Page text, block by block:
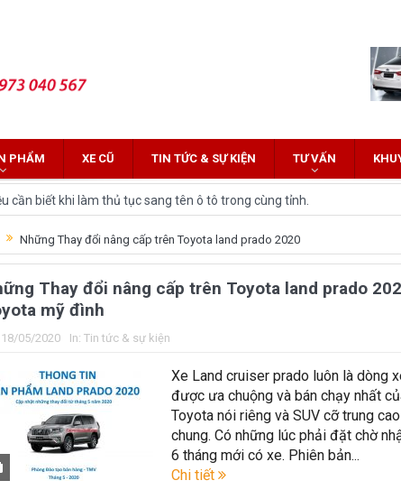
PHẨM XE CŨ TIN TỨC & SỰ KIỆN TƯ VẤN
cần biết khi làm thủ tục sang tên ô tô trong cùng tỉnh.
Toyota Innova: Nên chọn xe nào?
Veloz Cross 2022 HOT nhất trên thị trường.
chiếm lĩnh tại thị trường Việt Nam?
mắt Toyota Fortuner 2022 và Land cruiser 2022 phiên bản mới
Toyota Land Cruiser 2021 vừa được ra mắt tại Việt Nam
biến nhất trên thị trường Việt Nam hiện nay.
hay Mazda CX-5 trong phân khúc C – SUV? Những thay đổi
Những Thay đổi nâng cấp trên Toyota land prado 2020
Thay đổi nâng cấp trên Toyota land prado
mỹ đình
18/05/2020 In: Tin tức & sự kiện
Xe Land cruiser prado luôn là dòng
được ưa chuộng và bán chạy nhất
Toyota nói riêng và SUV cỡ trung
chung. Có những lúc phải đặt chờ
6 tháng mới có xe. Phiên bản...
Chi tiết